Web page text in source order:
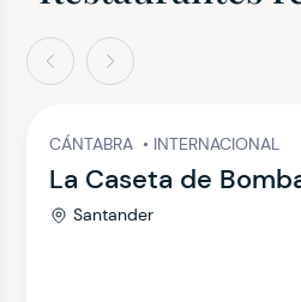
Siguiente
CÁNTABRA • INTERNACIONAL
La Caseta de
Santander